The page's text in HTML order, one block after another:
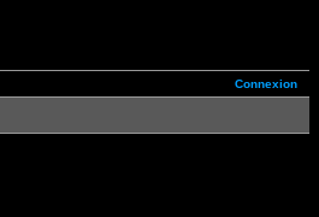
Connexion